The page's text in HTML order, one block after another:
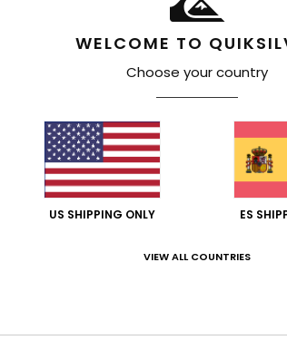
de los clientes
WELCOME TO
Choose your country
US SHIPPING ONLY ES
VIEW ALL COUNTRIES